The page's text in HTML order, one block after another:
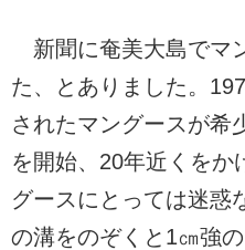
新聞に奄美大島でマ
た、とありました。
されたマングースが希
を開始、20年近くをか
グースにとっては迷惑
の溝をのぞくと1㎝強